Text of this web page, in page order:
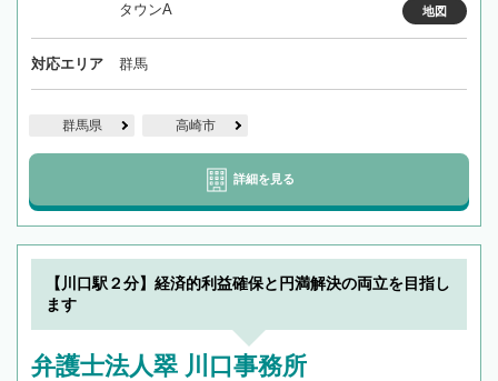
タウンA
地図
対応エリア 群馬
群馬県 高崎市
詳細を見る
【川口駅２分】経済的利益確保と円満解決の両立を目指し
ます
弁護士法人翠 川口事務所